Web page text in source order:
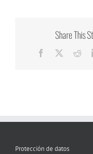
Share This
Facebook
Protección de datos